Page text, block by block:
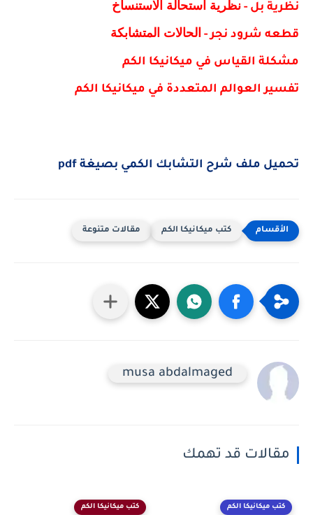
نظرية بل - نظرية استحالة الاستنساخ
قطعه شرود نجر - الحالات المتشابكة
مشكلة القياس في ميكانيكا الكم
تفسير العوالم المتعددة في ميكانيكا الكم
تحميل ملف شرح التشابك الكمي بصيغة pdf
كتب ميكانيكا الكم مقالات متنوعة
musa abdalmaged
مقالات قد تهمك
كتب ميكانيكا الكم كتب ميكانيكا الكم